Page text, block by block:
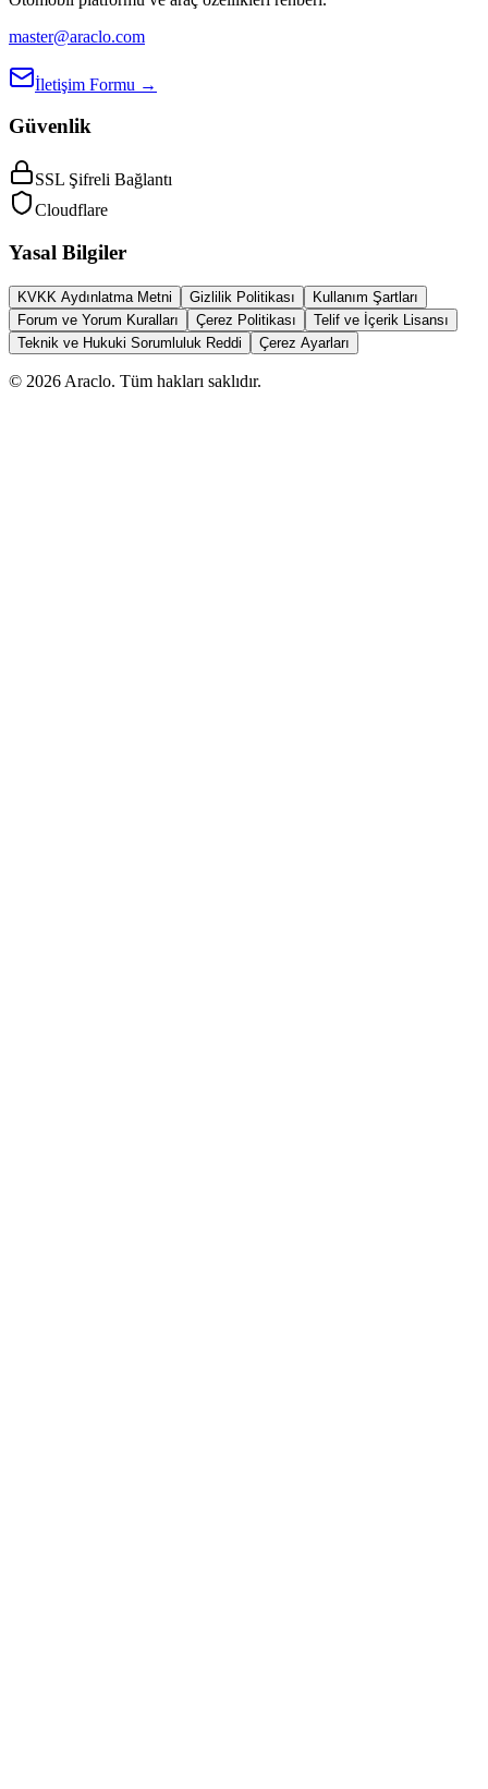
master@araclo.com
İletişim Formu →
Güvenlik
SSL Şifreli Bağlantı
Cloudflare
Yasal Bilgiler
KVKK Aydınlatma Metni Gizlilik Politikası
Kullanım Şartları
Forum ve Yorum Kuralları
Çerez Politikası
Telif ve İçerik Lisansı
Teknik ve Hukuki Sorumluluk Reddi
Çerez Ayarları
© 2026 Araclo. Tüm hakları saklıdır.